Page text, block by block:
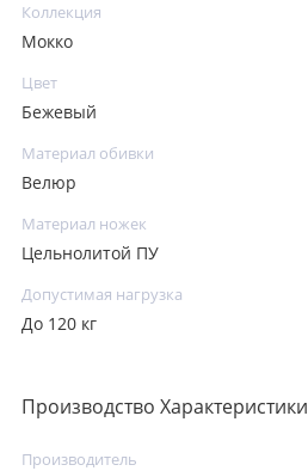
Коллекция
Мокко
Цвет
Бежевый
Материал обивки
Велюр
Материал ножек
Цельнолитой ПУ
Допустимая нагрузка
До 120 кг
Производство Характеристики
Производитель